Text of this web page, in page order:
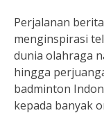
Perjalanan
menginspirasi
dunia olahraga
hingga
badminton
kepada banyak